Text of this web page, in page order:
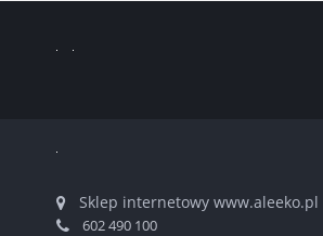
Sklep internetowy www.aleeko.pl
602 490 100